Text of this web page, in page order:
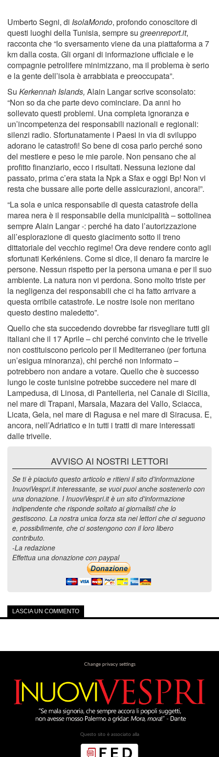
Umberto Segni, di IsolaMondo, profondo conoscitore di
questi luoghi della Tunisia, sempre su greenreport.it,
racconta che “lo sversamento viene da una piattaforma a 7
km dalla costa. Gli organi di informazione ufficiale e le
compagnie petrolifere minimizzano, ma il problema è serio
e la gente dell’isola è arrabbiata e preoccupata”.
Su Kerkennah Islands, Alain Langar scrive sconsolato:
“Non so da che parte devo cominciare. Da anni ho
sollevato questi problemi. Una completa ignoranza e
un’incompetenza dei responsabili nazionali e regionali:
silenzi radio. Sfortunatamente i Paesi in via di sviluppo
adorano le catastrofi! So bene di cosa parlo perché sono
del mestiere e peso le mie parole. Non pensano che al
profitto finanziario, ecco i risultati. Nessuna lezione dal
passato, prima c’era stata la Npk a Sfax e oggi Bp! Non vi
resta che bussare alle porte delle assicurazioni, ancora!”.
“La sola e unica responsabile di questa catastrofe della
marea nera è il responsabile della municipalità – sottolinea
sempre Alain Langar -: perché ha dato l’autorizzazione
all’esplorazione di questo giacimento sotto il treno
dittatoriale del vecchio regime! Ora deve rendere conto agli
sfortunati Kerkéniens. Come si dice, il denaro fa marcire le
persone. Nessun rispetto per la persona umana e per il suo
ambiente. La natura non vi perdona. Sono molto triste per
la negligenza dei responsabili che ci ha fatto arrivare a
questa orribile catastrofe. Le nostre isole non meritano
questo destino maledetto”.
Quello che sta succedendo dovrebbe far risvegliare tutti gli
italiani che il 17 Aprile – chi perché convinto che le trivelle
non costituiscono pericolo per il Mediterraneo (per fortuna
un’esigua minoranza), chi perché non informato –
potrebbero non andare a votare. Quello che è successo
lungo le coste tunisine potrebbe succedere nel mare di
Lampedusa, di Linosa, di Pantelleria, nel Canale di Sicilia,
nel mare di Trapani, Marsala, Mazara del Vallo, Sciacca,
Licata, Gela, nel mare di Ragusa e nel mare di Siracusa. E,
ancora, nell’Adriatico e in tutti i tratti di mare interessati
dalle trivelle.
AVVISO AI NOSTRI LETTORI
Se ti è piaciuto questo articolo e ritieni il sito d'informazione
InuoviVespri.it interessante, se vuoi puoi anche sostenerlo con
una donazione. I InuoviVespri.it è un sito d'informazione
indipendente che risponde soltato ai giornalisti che lo
gestiscono. La nostra unica forza sta nei lettori che ci seguono
e, possibilmente, che ci sostengono con il loro libero
contributo.
-La redazione
Effettua una donazione con paypal
LASCIA UN COMMENTO
Change privacy settings
Questo sito è associato alla